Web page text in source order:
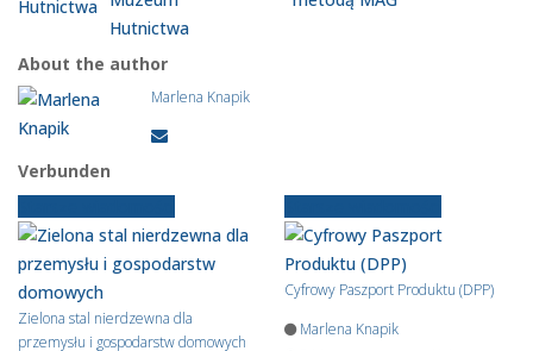
Hutnictwa
About the author
Marlena Knapik
Verbunden
Zielona stal nierdzewna dla
przemysłu i gospodarstw domowych
Cyfrowy Paszport Produktu (DPP)
Marlena Knapik